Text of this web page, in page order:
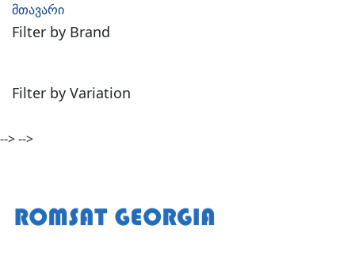
მთავარი
Filter by Brand
Filter by Variation
-->-->